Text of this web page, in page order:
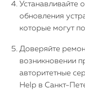
Устанавливайте
обновления
которые могут
Доверяйте
возникновении
авторитетные
Help в Санкт-